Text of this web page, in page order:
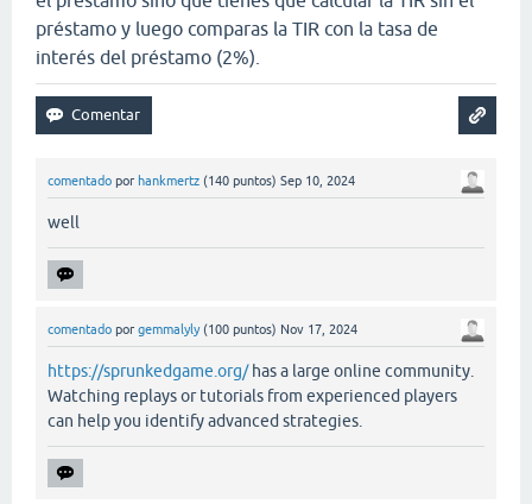
préstamo y luego comparas la TIR con la tasa de
interés del préstamo (2%).
comentado por hankmertz (140 puntos) Sep 10, 2024
well
comentado por gemmalyly (100 puntos) Nov 17, 2024
https://sprunkedgame.org/has a large online community.
Watching replays or tutorials from experienced players
can help you identify advanced strategies.